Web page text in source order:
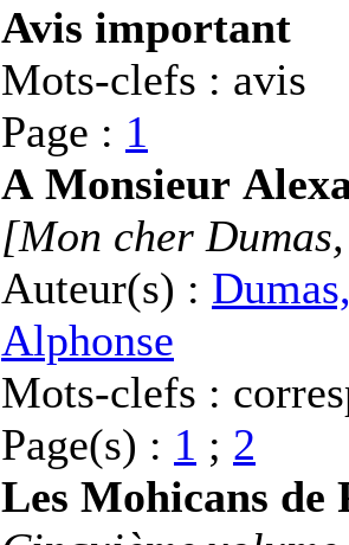
Avis important
Mots-clefs : avis
Page : 1
A Monsieur
[Mon cher
Auteur(s) :
Alphonse
Mots-clefs :
Page(s) : 1 ; 2
Les Mohicans de